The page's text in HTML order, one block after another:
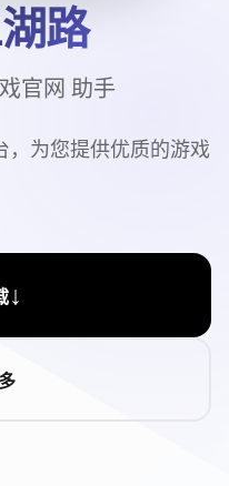
路
官网 助手
，为您提供优质的游戏
↓